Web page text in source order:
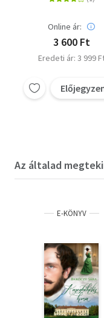
Online ár:
3 600 Ft
Eredeti ár: 3 999
Az általad
E-KÖNYV